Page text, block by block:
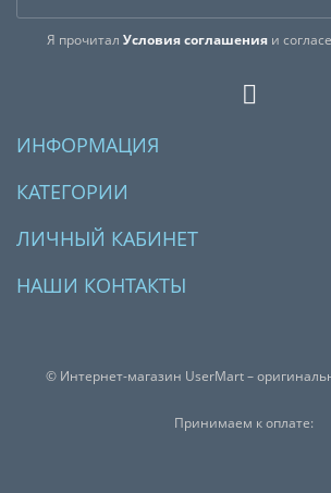
Я прочитал Условия соглашенияи
ИНФОРМАЦИЯ
КАТЕГОРИИ
ЛИЧНЫЙ КАБИНЕТ
НАШИ КОНТАКТЫ
© Интернет-магазин UserMart –
Принимаем к оплате: